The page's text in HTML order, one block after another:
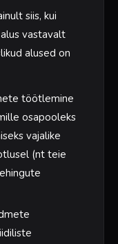
siis, kui
vastavalt
alused on
töötlemine
osapooleks
vajalike
(nt teie